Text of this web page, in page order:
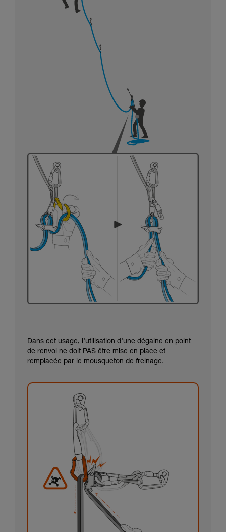
Dans cet usage, l’utilisation d’une dégaine en point
de renvoi ne doit PAS être mise en place et
remplacée par le mousqueton de freinage.